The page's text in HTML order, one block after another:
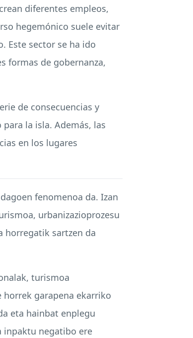
diferentes empleos,
hegemónico suele evitar
Este sector se ha ido
formas de gobernanza,
de consecuencias y
la isla. Además, las
en los lugares
fenomenoa da. Izan
urbanizazioprozesu
horregatik sartzen da
turismoa
garapena ekarriko
eta hainbat enplegu
inpaktu negatibo ere